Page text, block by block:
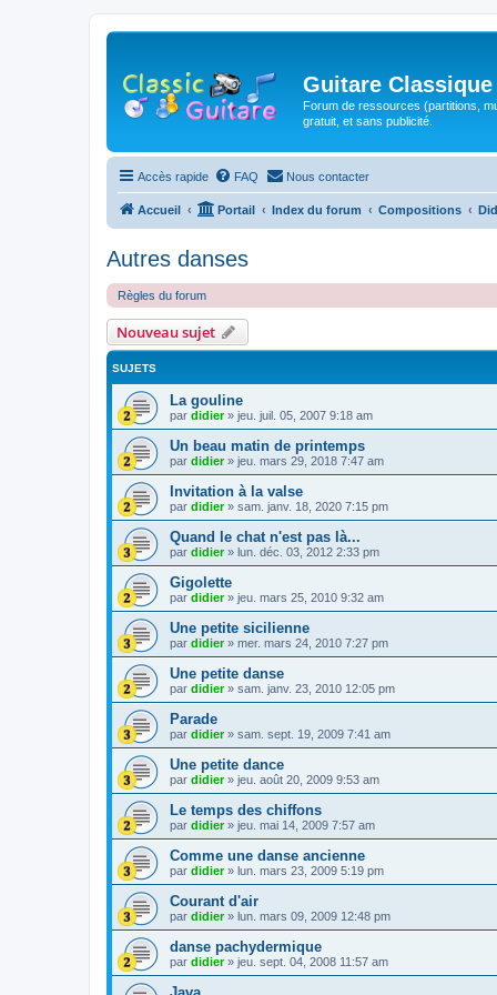
Guitare Classique
Forum de ressources (partitions,
gratuit, et sans publicité.
Accès rapide FAQ Nous contacter
Accueil Portail Index du forum Compositions
Autres danses
Règles du forum
Nouveau sujet
SUJETS
La gouline
par didier» jeu. juil. 05, 2007 9:18 am
Un beau matin de printemps
par didier» jeu. mars 29, 2018 7:47 am
Invitation à la valse
par didier» sam. janv. 18, 2020 7:15 pm
Quand le chat n'est pas là...
par didier» lun. déc. 03, 2012 2:33 pm
Gigolette
par didier» jeu. mars 25, 2010 9:32 am
Une petite sicilienne
par didier» mer. mars 24, 2010 7:27 pm
Une petite danse
par didier» sam. janv. 23, 2010 12:05 pm
Parade
par didier» sam. sept. 19, 2009 7:41 am
Une petite dance
par didier» jeu. août 20, 2009 9:53 am
Le temps des chiffons
par didier» jeu. mai 14, 2009 7:57 am
Comme une danse ancienne
par didier» lun. mars 23, 2009 5:19 pm
Courant d'air
par didier» lun. mars 09, 2009 12:48 pm
danse pachydermique
par didier» jeu. sept. 04, 2008 11:57 am